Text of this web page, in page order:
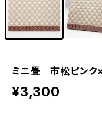
ミニ畳 市松ピンク
¥3,300